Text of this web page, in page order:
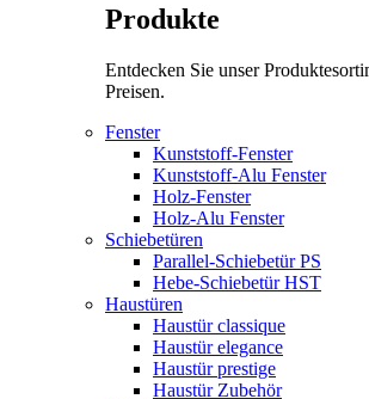
Produkte
Entdecken Sie unser
Preisen.
Fenster
Kunststoff-Fenster
Kunststoff-Alu Fenster
Holz-Fenster
Holz-Alu Fenster
Schiebetüren
Parallel-Schiebetür PS
Hebe-Schiebetür HST
Haustüren
Haustür classique
Haustür elegance
Haustür prestige
Haustür Zubehör